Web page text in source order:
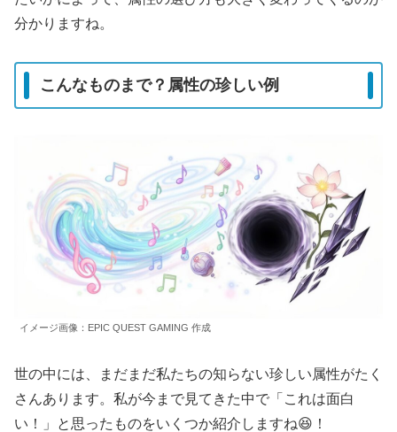
分かりますね。
こんなものまで？属性の珍しい例
イメージ画像：EPIC QUEST GAMING 作成
世の中には、まだまだ私たちの知らない珍しい属性がたく
さんあります。私が今まで見てきた中で「これは面白
い！」と思ったものをいくつか紹介しますね😆！